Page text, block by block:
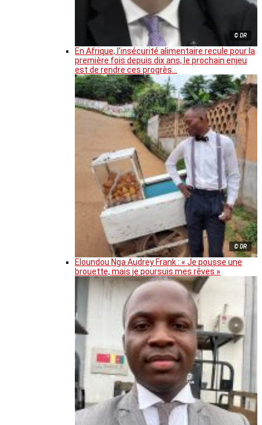
© DR
En Afrique, l’insécurité alimentaire recule pour la
première fois depuis dix ans, le prochain enjeu
est de rendre ces progrès…
© DR
Eloundou Nga Audrey Frank : « Je pousse une
brouette, mais je poursuis mes rêves »